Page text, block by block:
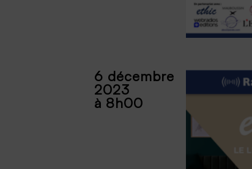
6 décembre
2023
à 8h00